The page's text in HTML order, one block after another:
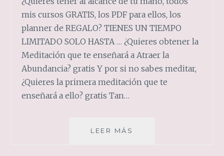
mis cursos GRATIS, los PDF para ellos, los
planner de REGALO? TIENES UN TIEMPO
LIMITADO SOLO HASTA … ¿Quieres obtener la
Meditación que te enseñará a Atraer la
Abundancia? gratis Y por si no sabes meditar,
¿Quieres la primera meditación que te
enseñará a ello? gratis Tan…
LEER MÁS